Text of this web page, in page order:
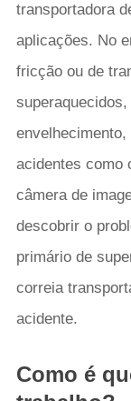
transportadora
aplicações. No
fricção ou de
acidentes como
câmera de
descobrir o
primário de
correia
acidente.
Como é